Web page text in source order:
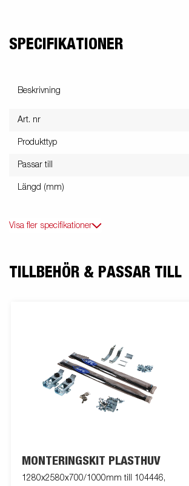
SPECIFIKATIONER
Beskrivning
Art. nr
Produkttyp
Passar till
Längd (mm)
Visa fler specifikationer
TILLBEHÖR & PASSAR TILL
MONTERINGSKIT PLASTHUV
1280x2580x700/1000mm till 104446,